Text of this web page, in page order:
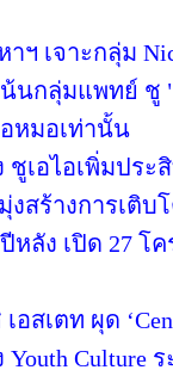
เจาะกลุ่ม
น้นกลุ่มแพทย์
หมอเท่านั้น
ชูเอไอเพิ่มปร
สร้างการเติ
ลัง เปิด 27 โ
เตท ผุด
Culture